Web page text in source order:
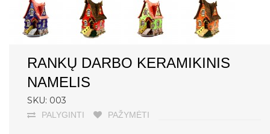
RANKŲ DARBO KERAMIKINIS
NAMELIS
SKU: 003
PALYGINTI PAŽYMĖTI